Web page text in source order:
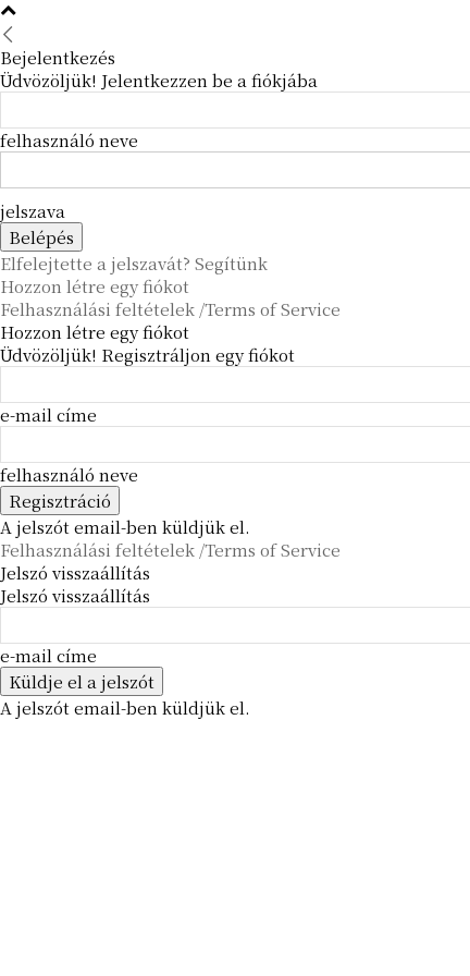
Bejelentkezés
Üdvözöljük! Jelentkezzen be a fiókjába
felhasználó neve
jelszava
Elfelejtette a jelszavát? Segítünk
Hozzon létre egy fiókot
Felhasználási feltételek /Terms of Service
Hozzon létre egy fiókot
Üdvözöljük! Regisztráljon egy fiókot
e-mail címe
felhasználó neve
A jelszót email-ben küldjük el.
Felhasználási feltételek /Terms of Service
Jelszó visszaállítás
Jelszó visszaállítás
e-mail címe
A jelszót email-ben küldjük el.